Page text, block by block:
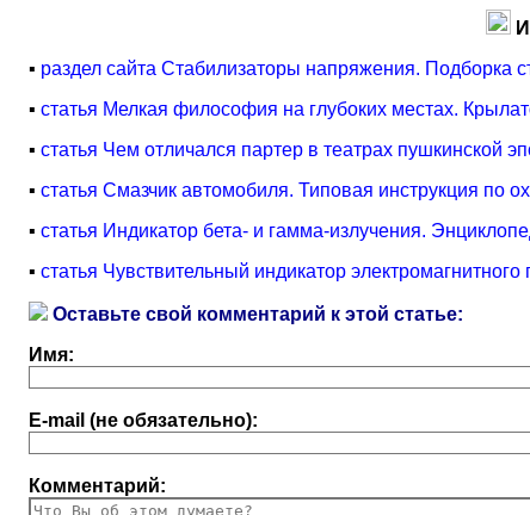
▪ раздел сайта Стабилизаторы напряжения. Подборка
▪ статья Мелкая философия на глубоких местах.
▪ статья Чем отличался партер в театрах пушкинской
▪ статья Смазчик автомобиля. Типовая инструкция по
▪ статья Индикатор бета- и гамма-излучения.
▪ статья Чувствительный индикатор
Оставьте свой комментарий к этой статье:
Имя:
E-mail (не обязательно):
Комментарий: